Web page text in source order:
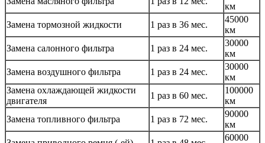
км
Замена тормозной жидкости
1 раз в 36 мес.
45000
км
Замена салонного фильтра
1 раз в 24 мес.
30000
км
Замена воздушного фильтра
1 раз в 24 мес.
30000
км
Замена охлаждающей жидкости
двигателя
1 раз в 60 мес.
100000
км
Замена топливного фильтра
1 раз в 72 мес.
90000
км
60000